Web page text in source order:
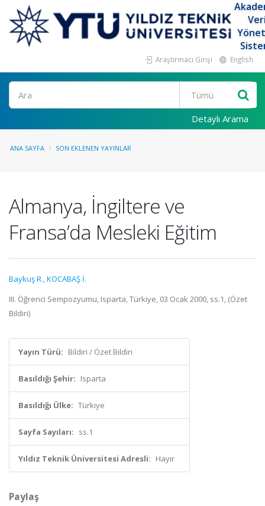
Araştırmacı Girişi English
Ara
Detaylı Arama
ANA SAYFA SON EKLENEN YAYINLAR
Almanya, İngiltere ve
Fransa’da Mesleki Eğitim
Baykuş R.,KOCABAŞ İ.
III. Öğrenci Sempozyumu, Isparta, Türkiye, 03 Ocak 2000, ss.1, (Özet
Bildiri)
Yayın Türü: Bildiri / Özet Bildiri
Basıldığı Şehir: Isparta
Basıldığı Ülke: Türkiye
Sayfa Sayıları: ss.1
Yıldız Teknik Üniversitesi Adresli: Hayır
Paylaş